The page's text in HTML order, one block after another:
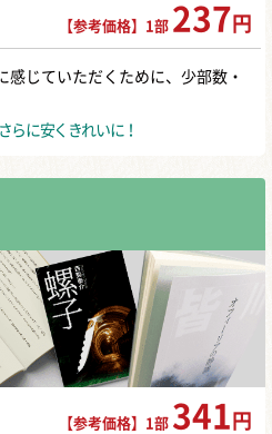
【参考価格】1部 237 円
じていただくために、少部数・
らに安くきれいに！
【参考価格】1部 341 円